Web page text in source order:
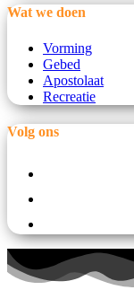
Wat we doen
Vorming
Gebed
Apostolaat
Recreatie
Volg ons
nieuwe
in
een
nieuwe
tab